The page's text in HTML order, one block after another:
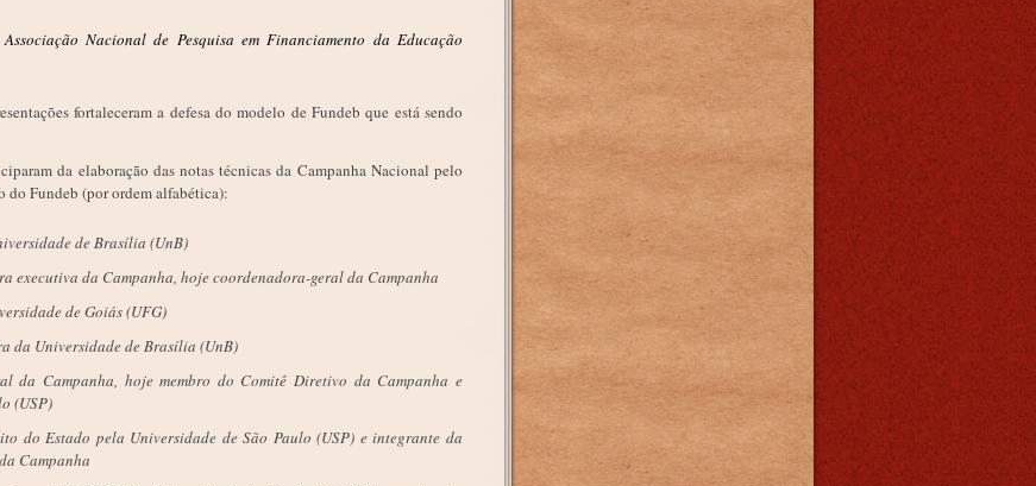
Nacional de Pesquisa em Financiamento da Educação
fortaleceram a defesa do modelo de Fundeb que está sendo
da elaboração das notas técnicas da Campanha Nacional pelo
do Fundeb (por ordem alfabética):
de Brasília (UnB)
executiva da Campanha, hoje coordenadora-geral da Campanha
de Goiás (UFG)
da Universidade de Brasília (UnB)
da Campanha, hoje membro do Comitê Diretivo da Campanha e
(USP)
do Estado pela Universidade de São Paulo (USP) e integrante da
Campanha